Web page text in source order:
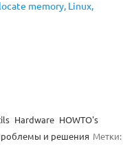
memory, Linux,
Hardware HOWTO's
и решения Метки: